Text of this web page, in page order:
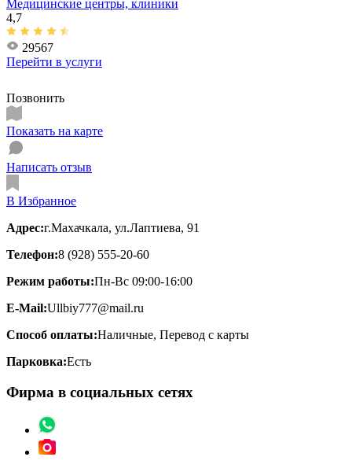
Медицинские центры, клиники
4,7
29567
Перейти в услуги
Позвонить
Показать на карте
Написать отзыв
В Избранное
Адрес:г.Махачкала, ул.Лаптиева, 91
Телефон:8 (928) 555-20-60
Режим работы:Пн-Вс 09:00-16:00
E-Mail:Ullbiy777@mail.ru
Способ оплаты:Наличные, Перевод с карты
Парковка:Есть
Фирма в социальных сетях